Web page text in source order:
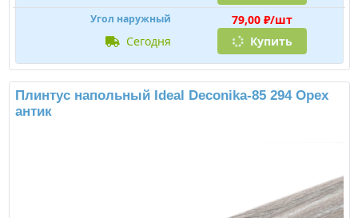
Угол наружный
79,00 ₽/шт
сегодня
Купить
Плинтус напольный Ideal Deconika-85 294 Орех
антик